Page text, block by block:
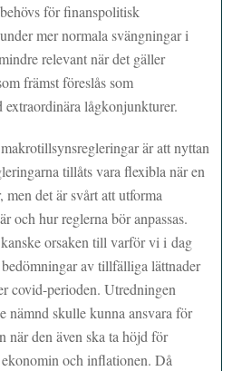
för finanspolitisk
mer normala svängningar i
relevant när det gäller
främst föreslås som
lågkonjunkturer.
är att nyttan
tillåts vara flexibla när en
det är svårt att utforma
och hur reglerna bör anpassas.
orsaken till varför vi i dag
av tillfälliga lättnader
covid-perioden. Utredningen
nämnd skulle kunna ansvara för
när den även ska ta höjd för
och inflationen. Då